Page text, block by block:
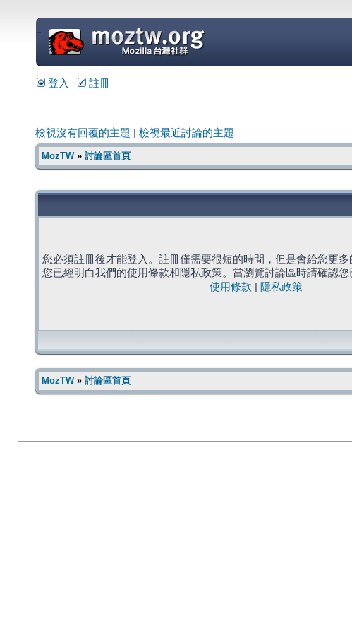
=
登入 註冊
檢視沒有回覆的主題 檢視最近討論的主題
MozTW» 討論區首頁
您必須註冊後才能登入。註冊僅需要很短的時間，但是會給您更
您已經明白我們的使用條款和隱私政策。當瀏覽討論區時請確認您
使用條款
隱私政策
MozTW» 討論區首頁